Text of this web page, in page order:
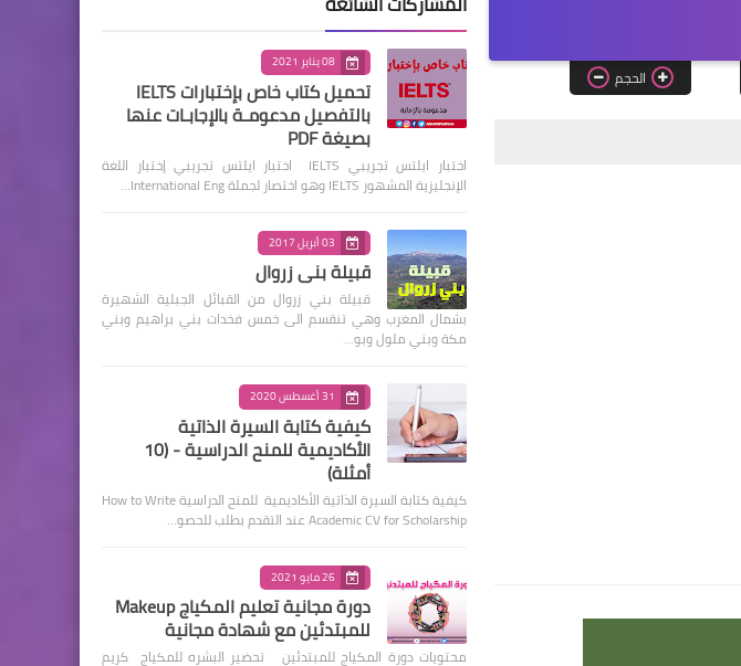
الحجم
08 يناير 2021
تحميل كتاب خاص بإختبارات IELTS
بالتفصيل مدعومـة بالإجابـات عنها
بصيغة PDF
اختبار ايلتس تجريبي IELTS اختبار ايلتس تجريبي إختبار اللغة
الإنجليزية المشهور IELTS وهو اختصار لجملة International Eng…
03 أبريل 2017
قبيلة بني زروال
قبيلة بني زروال من القبائل الجبلية الشهيرة
بشمال المغرب وهي تنقسم الى خمس فخدات بني براهيم وبني
مكة وبني ملول وبو…
31 أغسطس 2020
كيفية كتابة السيرة الذاتية
الأكاديمية للمنح الدراسية - (10
أمثلة)
كيفية كتابة السيرة الذاتية الأكاديمية للمنح الدراسية How to Write
Academic CV for Scholarship عند التقدم بطلب للحصو…
26 مايو 2021
دورة مجانية تعليم المكياج Makeup
للمبتدئين مع شهادة مجانية
محتويات دورة المكياج للمبتدئين تحضير البشره للمكياج كريم